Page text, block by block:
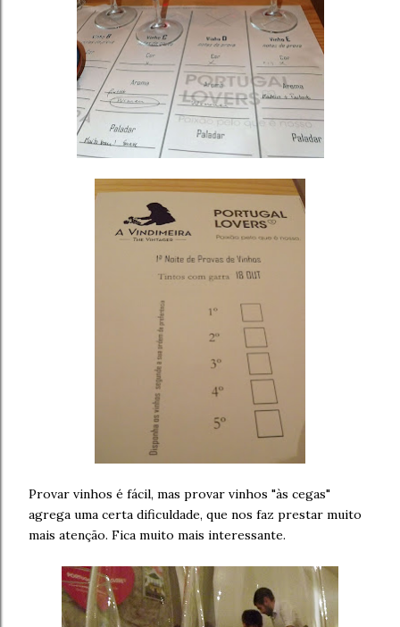
Provar vinhos é fácil, mas provar vinhos "às cegas"
agrega uma certa dificuldade, que nos faz prestar muito
mais atenção. Fica muito mais interessante.